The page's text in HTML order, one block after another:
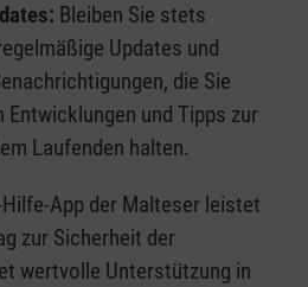
Bleiben Sie stets
Updates und
die Sie
Entwicklungen und Tipps zur
Laufenden halten.
App der Malteser leistet
zur Sicherheit der
wertvolle Unterstützung in